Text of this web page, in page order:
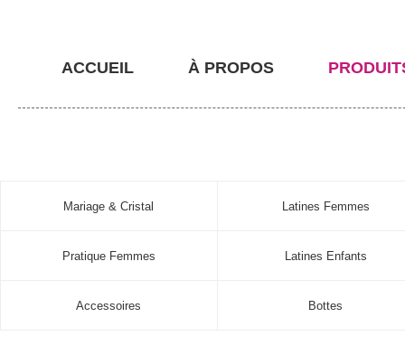
ACCUEIL À PROPOS
Mariage & Cristal Latines Femmes
Pratique Femmes Latines Enfants
Accessoires Bottes